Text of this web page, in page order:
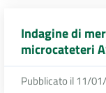
Indagine di
microcateteri
Pubblicato il 11/